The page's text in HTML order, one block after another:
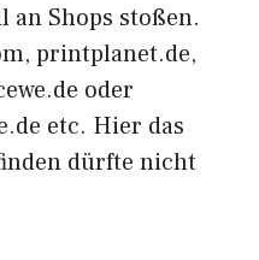
an Shops stoßen.
printplanet.de,
oder
etc. Hier das
dürfte nicht